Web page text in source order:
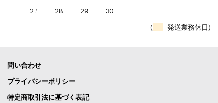
27
28 29 30
( 発送業務休日)
問い合わせ
プライバシーポリシー
特定商取引法に基づく表記